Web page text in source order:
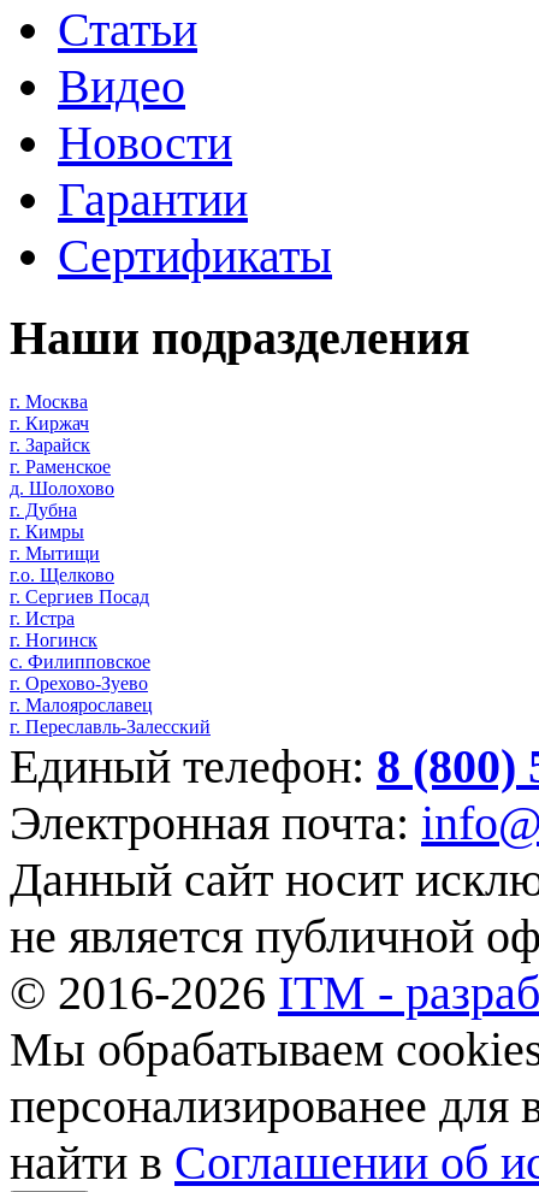
Статьи
Видео
Новости
Гарантии
Сертификаты
Наши подразделения
г. Москва
г. Киржач
г. Зарайск
г. Раменское
д. Шолохово
г. Дубна
г. Кимры
г. Мытищи
г.о. Щелково
г. Сергиев Посад
г. Истра
г. Ногинск
с. Филипповское
г. Орехово-Зуево
г. Малоярославец
г. Переславль-Залесский
Единый телефон: 8 (800)
Электронная почта:
Данный сайт носит
не является публичной
© 2016-2026 ITM -
Мы обрабатываем
персонализированее
найти в Соглашении об